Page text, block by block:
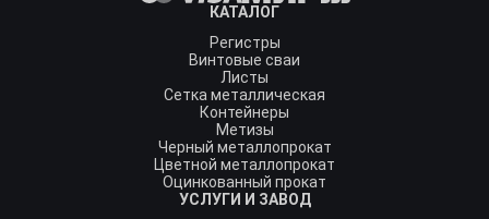
КАТАЛОГ
Регистры
Винтовые сваи
Листы
Сетка металлическая
Контейнеры
Метизы
Черный металлопрокат
Цветной металлопрокат
Оцинкованный прокат
УСЛУГИ И ЗАВОД